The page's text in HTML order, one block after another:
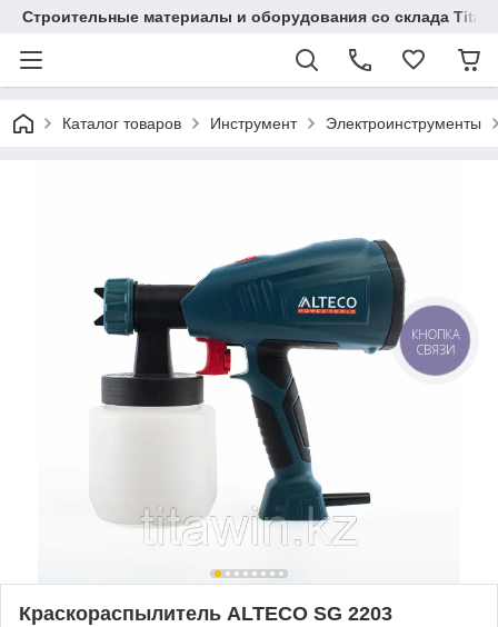
Строительные материалы и оборудования со склада
Каталог товаров Инструмент Электроинструменты
Краскораспылитель ALTECO SG 2203
КНОПКА
СВЯЗИ